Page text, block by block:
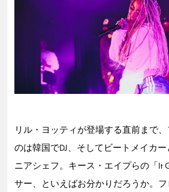
リル・ヨッティが登場する直前まで
のは韓国でDJ、そしてビートメイカ
ニアシェフ。キース・エイプらの「It
サー、といえばお分かりだろうか。